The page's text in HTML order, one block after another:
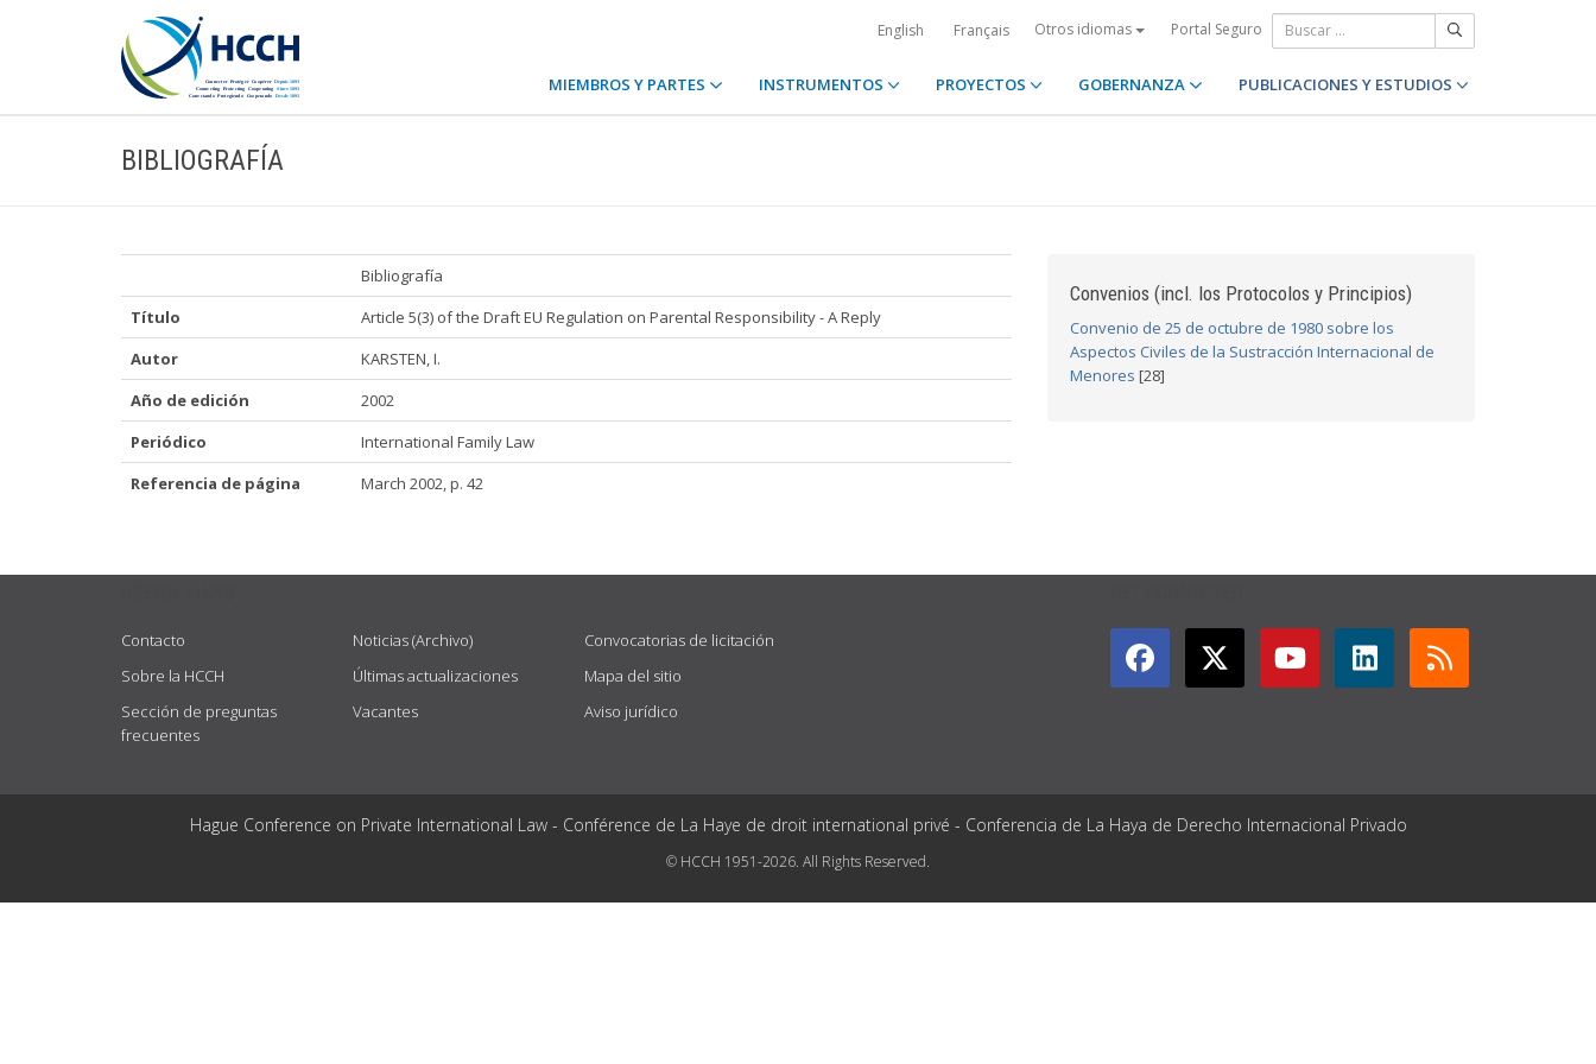
English Français Otros idiomas Portal Seguro
MIEMBROS Y PARTES INSTRUMENTOS PROYECTOS GOBERNANZA PUBLICACIONES Y ESTUDIOS
BIBLIOGRAFÍA
Bibliografía
Título
Article 5(3) of the Draft EU Regulation on Parental Responsibility - A Reply
Autor
KARSTEN, I.
Año de edición
2002
Periódico
International Family Law
Referencia de página
March 2002, p. 42
Convenios (incl. los Protocolos y Principios)
Convenio de 25 de octubre de 1980 sobre los
Aspectos Civiles de la Sustracción Internacional de
Menores [28]
Contacto
Sobre la HCCH
Sección de preguntas
frecuentes
Noticias (Archivo)
Últimas actualizaciones
Vacantes
Convocatorias de licitación
Mapa del sitio
Aviso jurídico
Hague Conference on Private International Law - Conférence de La Haye de droit international privé - Conferencia de La Haya de Derecho Internacional Privado
© HCCH 1951-2026. All Rights Reserved.